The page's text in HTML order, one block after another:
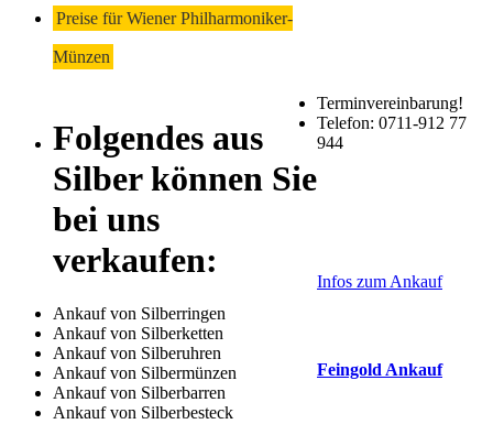
Preise für Wiener Philharmoniker-
Münzen
Folgendes aus
Silber können Sie
bei uns
verkaufen:
Ankauf von Silberringen
Ankauf von Silberketten
Ankauf von Silberuhren
Ankauf von Silbermünzen
Ankauf von Silberbarren
Ankauf von Silberbesteck
Terminvereinbarung!
Telefon: 0711-912 77
944
Sidebar
(Primary)
Infos zum Ankauf
Feingold Ankauf